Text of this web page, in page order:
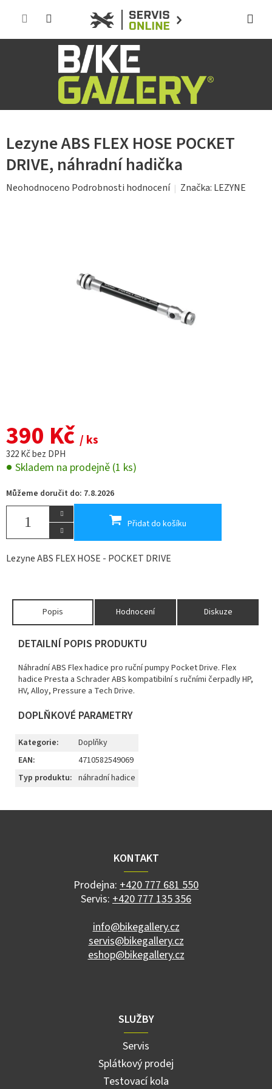
Lezyne ABS FLEX HOSE POCKET
DRIVE, náhradní hadička
Průměrné
Neohodnoceno Podrobnosti hodnocení Značka: LEZYNE
390 Kč / ks
322 Kč bez DPH
Skladem na prodejně (1 ks)
Můžeme doručit do: 7.8.2026
Přidat do košíku
Lezyne ABS FLEX HOSE - POCKET DRIVE
Popis Hodnocení Diskuze
DETAILNÍ POPIS PRODUKTU
Náhradní ABS Flex hadice pro ruční pumpy Pocket Drive. Flex
hadice Presta a Schrader ABS kompatibilní s ručními čerpadly HP,
HV, Alloy, Pressure a Tech Drive.
DOPLŇKOVÉ PARAMETRY
Kategorie:
Doplňky
EAN:
4710582549069
Typ produktu: náhradní hadice
Z
KONTAKT
Prodejna: +420 777 681 550
Servis: +420 777 135 356
info@bikegallery.cz
servis@bikegallery.cz
eshop@bikegallery.cz
SLUŽBY
Servis
Splátkový prodej
Testovací kola